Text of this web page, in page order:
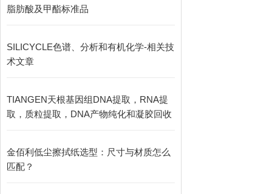
脂肪酸及甲酯标准品
SILICYCLE色谱、分析和有机化学-相关技
术文章
TIANGEN天根基因组DNA提取，RNA提
取，质粒提取，DNA产物纯化和凝胶回收
金佰利低尘擦拭纸选型：尺寸与材质怎么
匹配？